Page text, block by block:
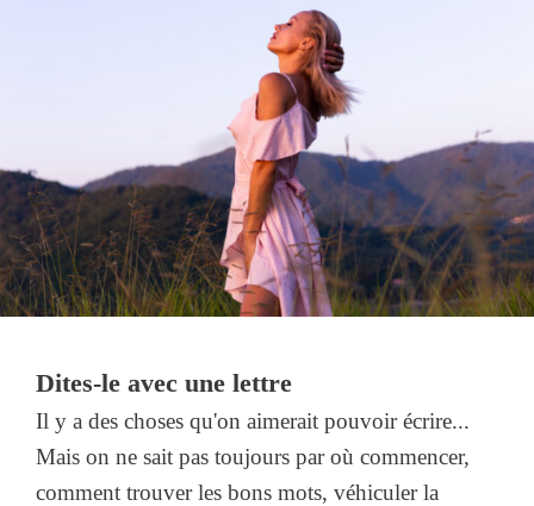
Dites-le avec une lettre
Il y a des choses qu'on aimerait pouvoir écrire...
Mais on ne sait pas toujours par où commencer,
comment trouver les bons mots, véhiculer la